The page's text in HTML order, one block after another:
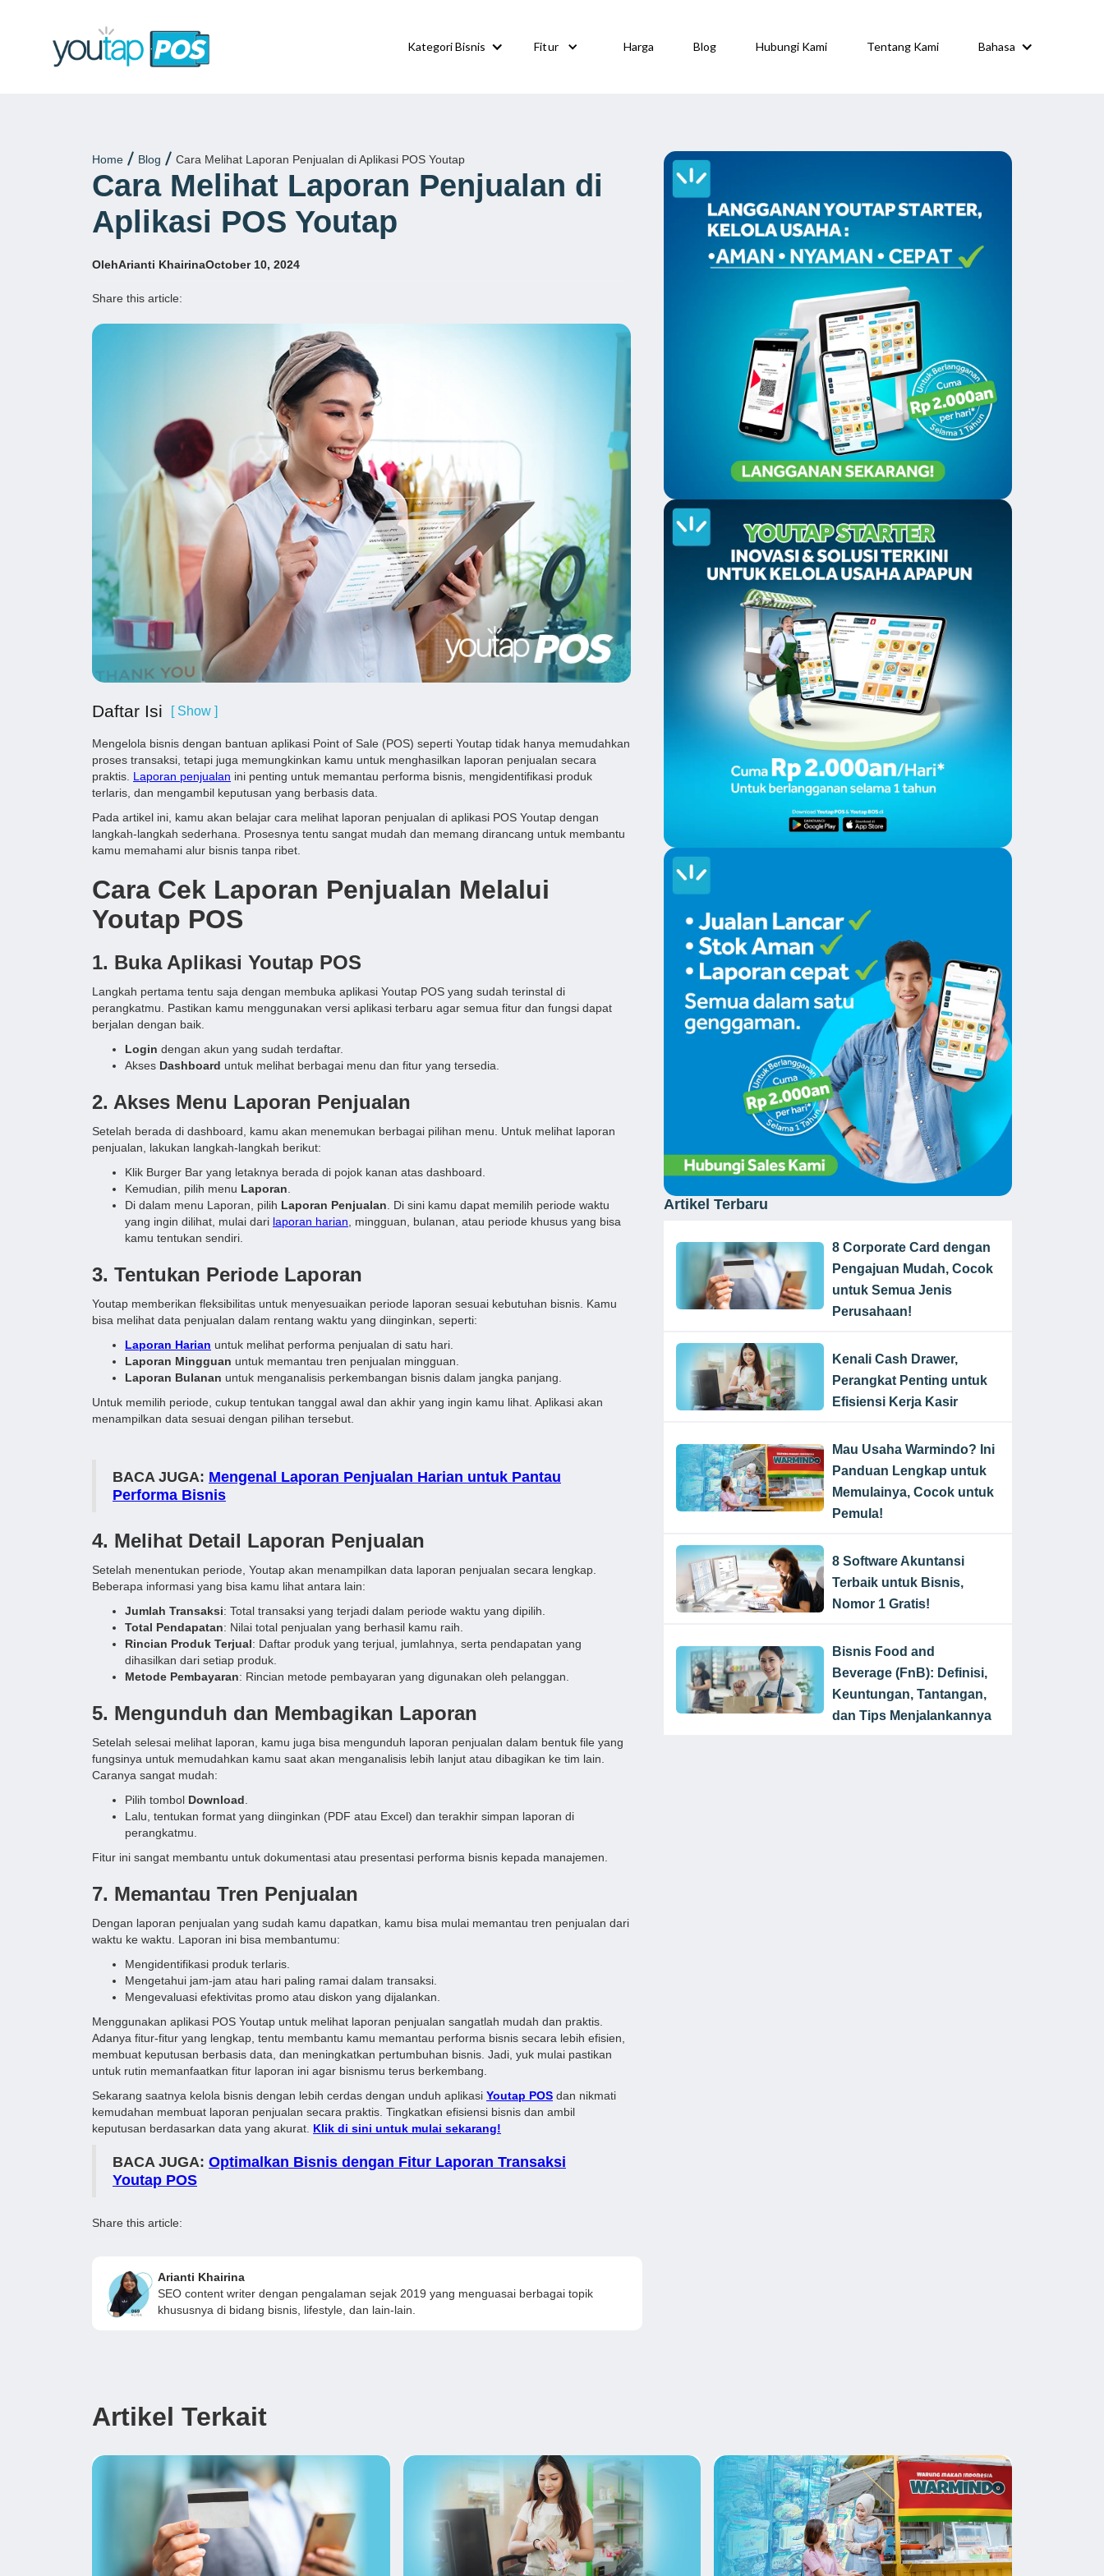
Kategori Bisnis Fitur Harga Blog Hubungi Kami Tentang Kami Bahasa
Home Blog Cara Melihat Laporan Penjualan di Aplikasi POS Youtap
Cara Melihat Laporan Penjualan di
Aplikasi POS Youtap
OlehArianti KhairinaOctober 10, 2024
Share this article:
Daftar Isi [ Show ]
Mengelola bisnis dengan bantuan aplikasi Point of Sale (POS) seperti Youtap tidak hanya memudahkan
proses transaksi, tetapi juga memungkinkan kamu untuk menghasilkan laporan penjualan secara
praktis. Laporan penjualan ini penting untuk memantau performa bisnis, mengidentifikasi produk
terlaris, dan mengambil keputusan yang berbasis data.
Pada artikel ini, kamu akan belajar cara melihat laporan penjualan di aplikasi POS Youtap dengan
langkah-langkah sederhana. Prosesnya tentu sangat mudah dan memang dirancang untuk membantu
kamu memahami alur bisnis tanpa ribet.
Cara Cek Laporan Penjualan Melalui
Youtap POS
1. Buka Aplikasi Youtap POS
Langkah pertama tentu saja dengan membuka aplikasi Youtap POS yang sudah terinstal di
perangkatmu. Pastikan kamu menggunakan versi aplikasi terbaru agar semua fitur dan fungsi dapat
berjalan dengan baik.
Login dengan akun yang sudah terdaftar.
Akses Dashboard untuk melihat berbagai menu dan fitur yang tersedia.
2. Akses Menu Laporan Penjualan
Setelah berada di dashboard, kamu akan menemukan berbagai pilihan menu. Untuk melihat laporan
penjualan, lakukan langkah-langkah berikut:
Klik Burger Bar yang letaknya berada di pojok kanan atas dashboard.
Kemudian, pilih menu Laporan.
Di dalam menu Laporan, pilih Laporan Penjualan. Di sini kamu dapat memilih periode waktu
yang ingin dilihat, mulai dari laporan harian, mingguan, bulanan, atau periode khusus yang bisa
kamu tentukan sendiri.
3. Tentukan Periode Laporan
Youtap memberikan fleksibilitas untuk menyesuaikan periode laporan sesuai kebutuhan bisnis. Kamu
bisa melihat data penjualan dalam rentang waktu yang diinginkan, seperti:
Laporan Harian untuk melihat performa penjualan di satu hari.
Laporan Mingguan untuk memantau tren penjualan mingguan.
Laporan Bulanan untuk menganalisis perkembangan bisnis dalam jangka panjang.
Untuk memilih periode, cukup tentukan tanggal awal dan akhir yang ingin kamu lihat. Aplikasi akan
menampilkan data sesuai dengan pilihan tersebut.
BACA JUGA: Mengenal Laporan Penjualan Harian untuk Pantau
Performa Bisnis
4. Melihat Detail Laporan Penjualan
Setelah menentukan periode, Youtap akan menampilkan data laporan penjualan secara lengkap.
Beberapa informasi yang bisa kamu lihat antara lain:
Jumlah Transaksi: Total transaksi yang terjadi dalam periode waktu yang dipilih.
Total Pendapatan: Nilai total penjualan yang berhasil kamu raih.
Rincian Produk Terjual: Daftar produk yang terjual, jumlahnya, serta pendapatan yang
dihasilkan dari setiap produk.
Metode Pembayaran: Rincian metode pembayaran yang digunakan oleh pelanggan.
5. Mengunduh dan Membagikan Laporan
Setelah selesai melihat laporan, kamu juga bisa mengunduh laporan penjualan dalam bentuk file yang
fungsinya untuk memudahkan kamu saat akan menganalisis lebih lanjut atau dibagikan ke tim lain.
Caranya sangat mudah:
Pilih tombol Download.
Lalu, tentukan format yang diinginkan (PDF atau Excel) dan terakhir simpan laporan di
perangkatmu.
Fitur ini sangat membantu untuk dokumentasi atau presentasi performa bisnis kepada manajemen.
7. Memantau Tren Penjualan
Dengan laporan penjualan yang sudah kamu dapatkan, kamu bisa mulai memantau tren penjualan dari
waktu ke waktu. Laporan ini bisa membantumu:
Mengidentifikasi produk terlaris.
Mengetahui jam-jam atau hari paling ramai dalam transaksi.
Mengevaluasi efektivitas promo atau diskon yang dijalankan.
Menggunakan aplikasi POS Youtap untuk melihat laporan penjualan sangatlah mudah dan praktis.
Adanya fitur-fitur yang lengkap, tentu membantu kamu memantau performa bisnis secara lebih efisien,
membuat keputusan berbasis data, dan meningkatkan pertumbuhan bisnis. Jadi, yuk mulai pastikan
untuk rutin memanfaatkan fitur laporan ini agar bisnismu terus berkembang.
Sekarang saatnya kelola bisnis dengan lebih cerdas dengan unduh aplikasi Youtap POS dan nikmati
kemudahan membuat laporan penjualan secara praktis. Tingkatkan efisiensi bisnis dan ambil
keputusan berdasarkan data yang akurat. Klik di sini untuk mulai sekarang!
BACA JUGA: Optimalkan Bisnis dengan Fitur Laporan Transaksi
Youtap POS
Artikel Terbaru
8 Corporate Card dengan
Pengajuan Mudah, Cocok
untuk Semua Jenis
Perusahaan!
Kenali Cash Drawer,
Perangkat Penting untuk
Efisiensi Kerja Kasir
Mau Usaha Warmindo? Ini
Panduan Lengkap untuk
Memulainya, Cocok untuk
Pemula!
8 Software Akuntansi
Terbaik untuk Bisnis,
Nomor 1 Gratis!
Bisnis Food and
Beverage (FnB): Definisi,
Keuntungan, Tantangan,
dan Tips Menjalankannya
Share this article:
Arianti Khairina
SEO content writer dengan pengalaman sejak 2019 yang menguasai berbagai topik
khususnya di bidang bisnis, lifestyle, dan lain-lain.
Artikel Terkait